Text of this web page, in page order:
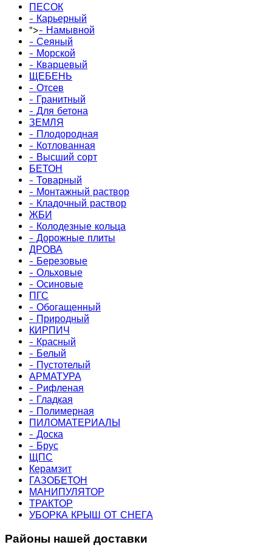
ПЕСОК
- Карьерный
">- Намывной
- Сеяный
- Морской
- Кварцевый
ЩЕБЕНЬ
- Отсев
- Гранитный
- Для бетона
ЗЕМЛЯ
- Плодородная
- Котлованная
- Высший сорт
БЕТОН
- Товарный
- Монтажный раствор
- Кладочный раствор
ЖБИ
- Колодезные кольца
- Дорожные плиты
ДРОВА
- Березовые
- Ольховые
- Осиновые
ПГС
- Обогащенный
- Природный
КИРПИЧ
- Красный
- Белый
- Пустотелый
АРМАТУРА
- Рифленая
- Гладкая
- Полимерная
ПИЛОМАТЕРИАЛЫ
- Доска
- Брус
ЩПС
Керамзит
ГАЗОБЕТОН
МАНИПУЛЯТОР
ТРАКТОР
УБОРКА КРЫШ ОТ СНЕГА
Районы нашей доставки